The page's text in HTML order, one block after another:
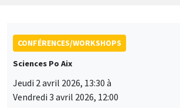
CONFÉRENCES/WORKSHOPS
Sciences Po Aix
Jeudi 2 avril 2026, 13:30 à
Vendredi 3 avril 2026, 12:00